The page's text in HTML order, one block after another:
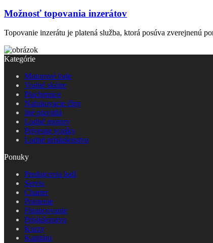
Možnosť topovania inzerátov
Topovanie inzerátu je platená služba, ktorá posúva zverejnenú
Kategórie
Motorové lode
Vodné skútre
Plachetnice
Nafukovacie člny
Iné plavidlá
Lodné motory
Prívesne vozíky
Lodné príslušenstvo
Ponuky
Predajcovia lodí
Servis
Charter
Poistenie
Financovanie
Príslušenstvo
Kurzy
Kapitáni